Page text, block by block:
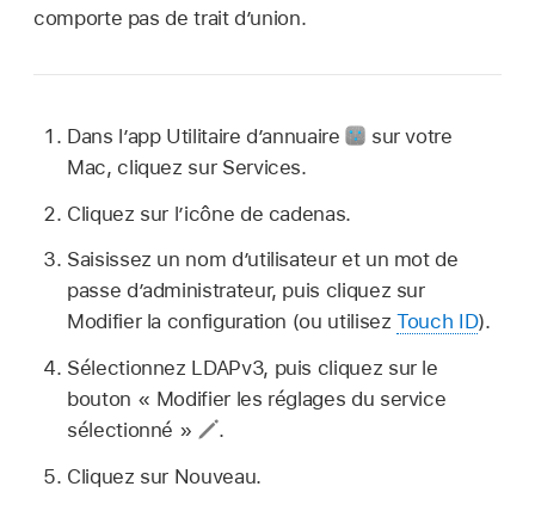
comporte pas de trait d’union.
Dans l’app Utilitaire d’annuaire
sur votre
Mac, cliquez sur Services.
Cliquez sur l’icône de cadenas.
Saisissez un nom d’utilisateur et un mot de
passe d’administrateur, puis cliquez sur
Modifier la configuration (ou utilisezTouch ID).
Sélectionnez LDAPv3, puis cliquez sur le
bouton « Modifier les réglages du service
sélectionné »
.
Cliquez sur Nouveau.